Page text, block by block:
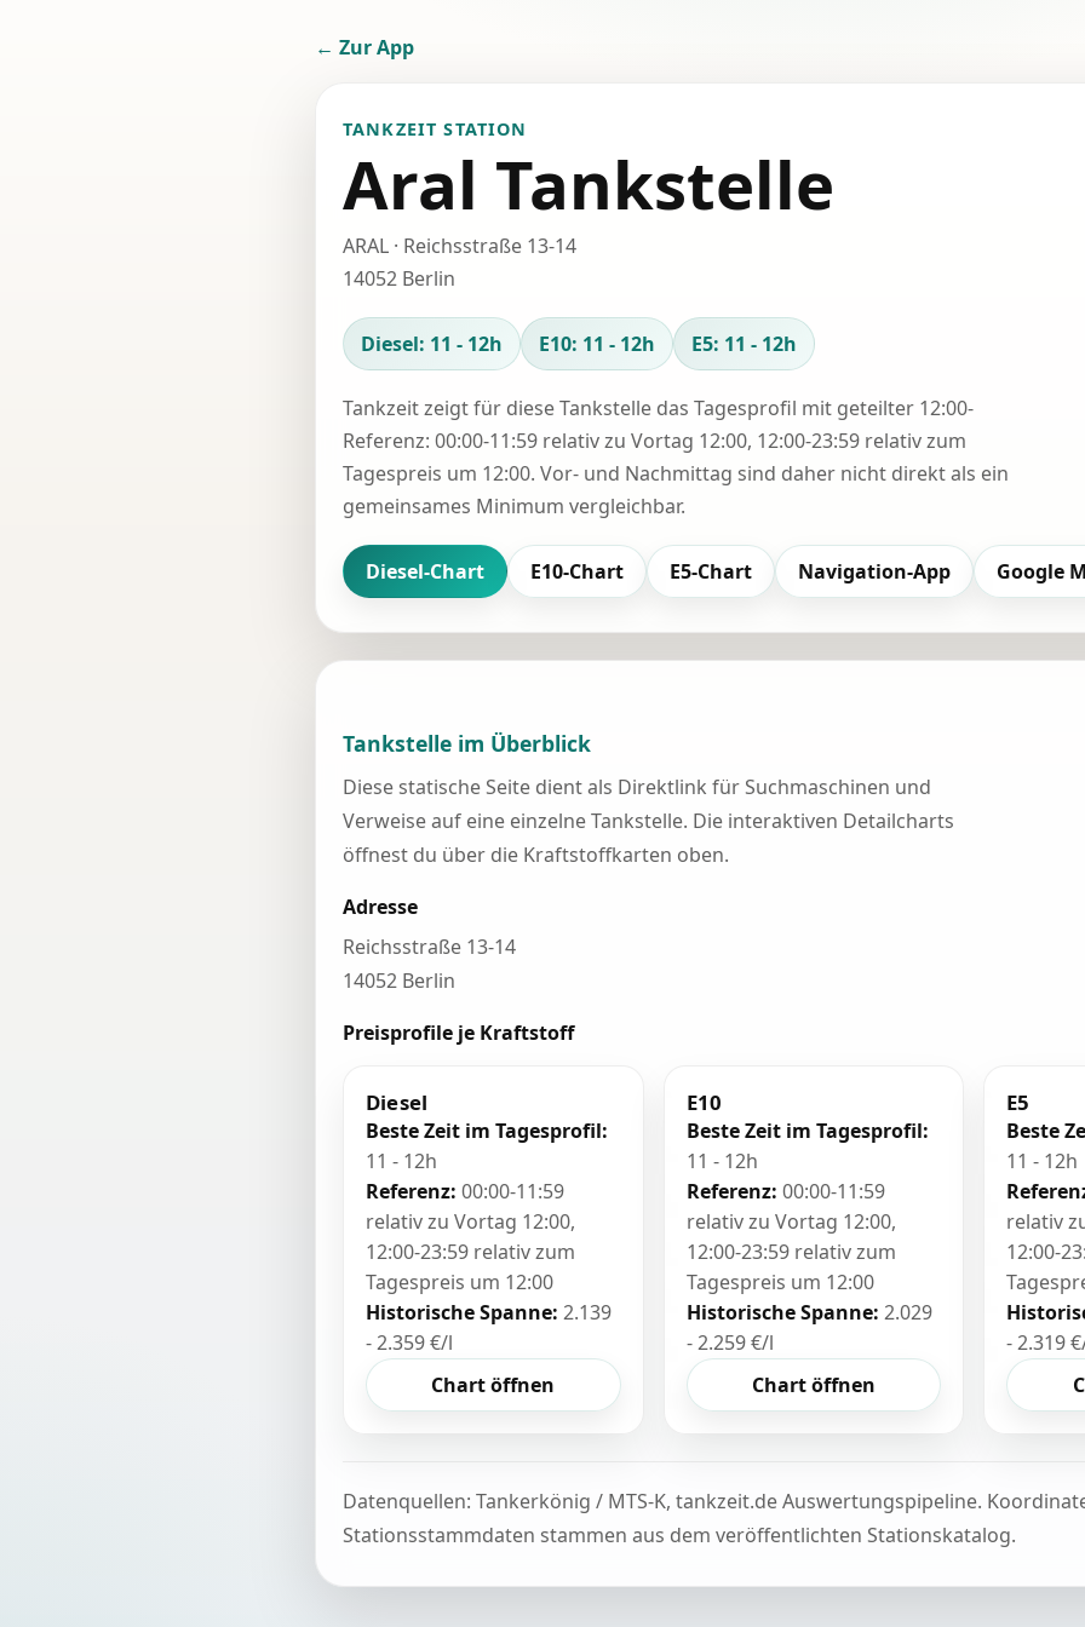
← Zur App
TANKZEIT STATION
Aral Tankstelle
ARAL · Reichsstraße 13-14
14052 Berlin
Diesel: 11 - 12h E10: 11 - 12h E5: 11 - 12h
Tankzeit zeigt für diese Tankstelle das Tagesprofil mit geteilter 12:00-
Referenz: 00:00-11:59 relativ zu Vortag 12:00, 12:00-23:59 relativ zum
Tagespreis um 12:00. Vor- und Nachmittag sind daher nicht direkt als ein
gemeinsames Minimum vergleichbar.
Diesel-Chart E10-Chart E5-Chart Navigation-App Google
Tankstelle im Überblick
Diese statische Seite dient als Direktlink für Suchmaschinen und
Verweise auf eine einzelne Tankstelle. Die interaktiven Detailcharts
öffnest du über die Kraftstoffkarten oben.
Adresse
Reichsstraße 13-14
14052 Berlin
Preisprofile je Kraftstoff
Diesel
Beste Zeit im Tagesprofil:
11 - 12h
Referenz: 00:00-11:59
relativ zu Vortag 12:00,
12:00-23:59 relativ zum
Tagespreis um 12:00
Historische Spanne: 2.139
- 2.359 €/l
Chart öffnen
E10
Beste Zeit im Tagesprofil:
11 - 12h
Referenz: 00:00-11:59
relativ zu Vortag 12:00,
12:00-23:59 relativ zum
Tagespreis um 12:00
Historische Spanne: 2.029
- 2.259 €/l
Chart öffnen
E5
Beste
11 - 12h
relativ
12:00-
- 2.319
Datenquellen: Tankerkönig / MTS-K, tankzeit.de Auswertungspipeline.
Stationsstammdaten stammen aus dem veröffentlichten Stationskatalog.